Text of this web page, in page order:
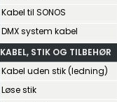
Kabel til SONOS
DMX system kabel
KABEL, STIK OG TILBEHØR
Kabel uden stik (ledning)
Løse stik